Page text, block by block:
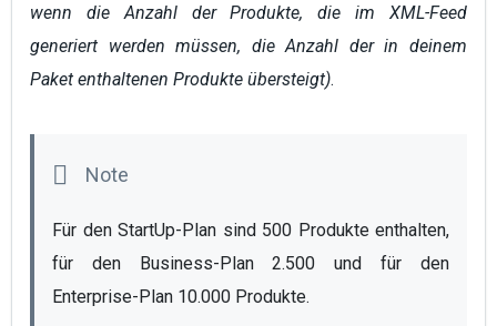
wenn die Anzahl der Produkte, die im XML-Feed
generiert werden müssen, die Anzahl der in deinem
Paket enthaltenen Produkte übersteigt).
Für den StartUp-Plan sind 500 Produkte enthalten,
für den Business-Plan 2.500 und für den
Enterprise-Plan 10.000 Produkte.